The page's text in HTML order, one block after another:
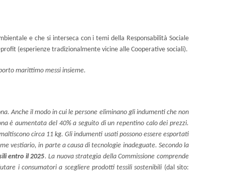
e che si interseca con i temi della Responsabilità Sociale
(esperienze tradizionalmente vicine alle Cooperative sociali).
marittimo messi insieme.
Anche il modo in cui le persone eliminano gli indumenti che non
è aumentata del 40% a seguito di un repentino calo dei prezzi.
circa 11 kg. Gli indumenti usati possono essere esportati
vestiario, in parte a causa di tecnologie inadeguate. Secondo la
entro il 2025. La nuova strategia della Commissione comprende
i consumatori a scegliere prodotti tessili sostenibili (dal sito: